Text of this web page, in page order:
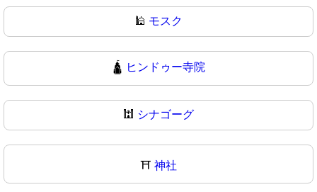
🕌 モスク
🛕 ヒンドゥー寺院
🕍 シナゴーグ
⛩️ 神社